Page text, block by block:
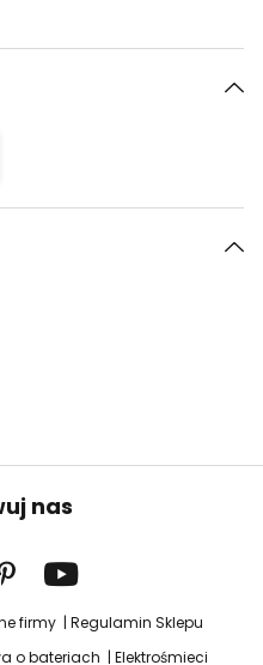
nas
firmy
Regulamin Sklepu
o bateriach Elektrośmieci